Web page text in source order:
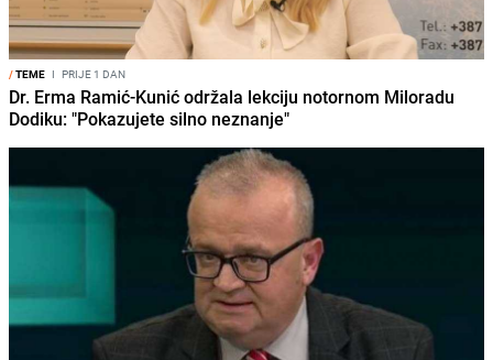
/TEME I PRIJE 1 DAN
Dr. Erma Ramić-Kunić održala lekciju notornom Miloradu
Dodiku: "Pokazujete silno neznanje"